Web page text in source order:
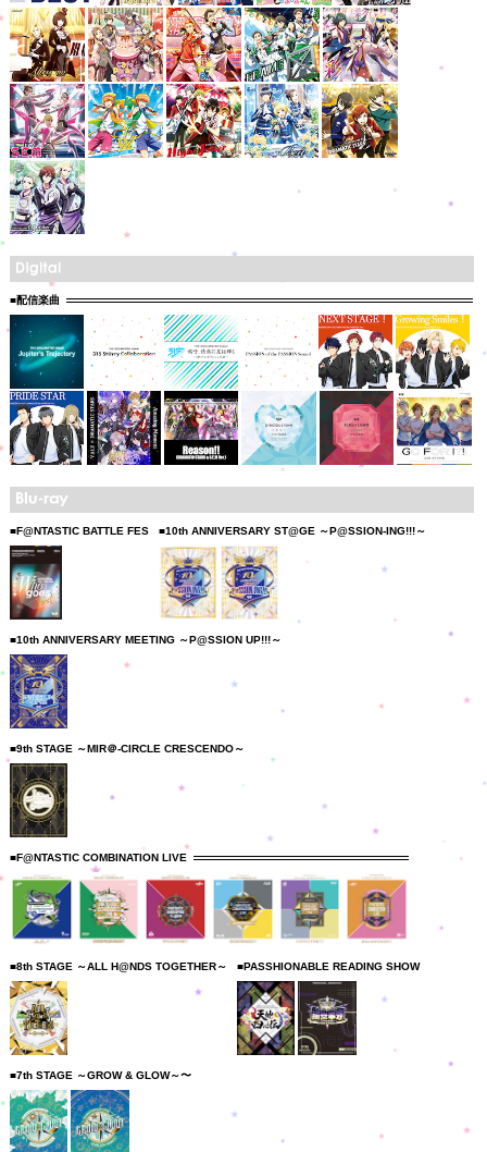
■配信楽曲
■F@NTASTIC BATTLE FES ■10th ANNIVERSARY ST@GE ～P@SSION-ING!!!～
■10th ANNIVERSARY MEETING ～P@SSION UP!!!～
■9th STAGE ～MIR＠-CIRCLE CRESCENDO～
■F@NTASTIC COMBINATION LIVE
■8th STAGE ～ALL H@NDS TOGETHER～ ■PASSHIONABLE READING SHOW
■7th STAGE ～GROW & GLOW～〜